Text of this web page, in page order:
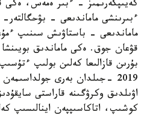
كەيىپكەرىمىز - ءبىر ەمەس، ەكى
ءبىرىنشى ماماندىعى -
ماماندىعى - باستاۋىش سىنىپ
بۇرىن قازالىعا كەلىن بولىپ
2019 -جىلدان بەرى
اۋىلدىق وكرۋگىنە قاراستى
كوشىپ، اتاكاسىپپەن اينالىسىپ